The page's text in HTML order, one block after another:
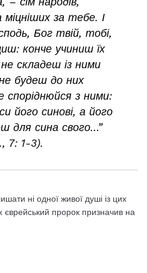
за тебе. І
Бог твій, тобі,
конче учиниш їх
складеш із ними
будеш до них
споріднюйся з ними:
його синові, а його
для сина свого…”
7: 1-3).
ні одної живої душі із цих
пророк призначив на